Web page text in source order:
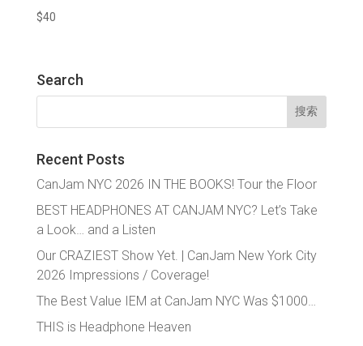
$40
Search
搜
Recent Posts
CanJam NYC 2026 IN THE BOOKS! Tour the Floor
BEST HEADPHONES AT CANJAM NYC? Let’s Take
a Look… and a Listen
Our CRAZIEST Show Yet. | CanJam New York City
2026 Impressions / Coverage!
The Best Value IEM at CanJam NYC Was $1000…
THIS is Headphone Heaven